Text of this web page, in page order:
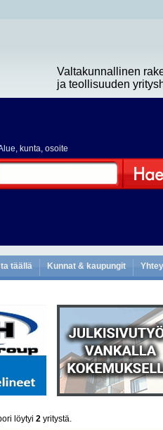
Valtakunnallinen
ja teollisuuden
, kunta, osoite
täällä Kunnat & kaupungit
löytyi 2 yritystä.